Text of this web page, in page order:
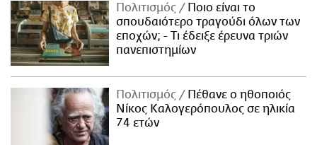
Πολιτισμός
Ποιο είναι το
σπουδαιότερο τραγούδι όλων των
εποχών; - Τι έδειξε έρευνα τριών
πανεπιστημίων
Πολιτισμός
Πέθανε ο ηθοποιός
Νίκος Καλογερόπουλος σε ηλικία
74 ετών